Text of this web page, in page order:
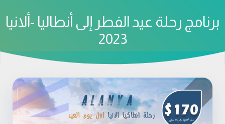
برنامج رحلة عيد الفطر إلى أنطاليا -ألانيا
2023